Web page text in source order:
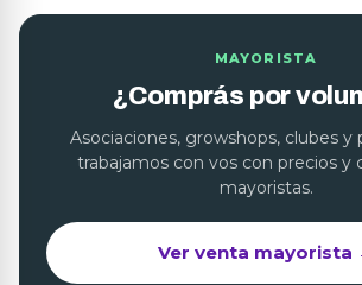
MAYORISTA
¿Comprás por
Asociaciones, growshops, clubes y
trabajamos con vos con precios y
mayoristas.
Ver venta mayorista